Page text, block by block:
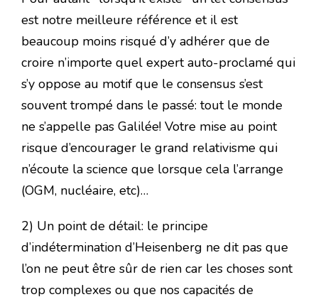
est notre meilleure référence et il est
beaucoup moins risqué d’y adhérer que de
croire n’importe quel expert auto-proclamé qui
s’y oppose au motif que le consensus s’est
souvent trompé dans le passé: tout le monde
ne s’appelle pas Galilée! Votre mise au point
risque d’encourager le grand relativisme qui
n’écoute la science que lorsque cela l’arrange
(OGM, nucléaire, etc)…
2) Un point de détail: le principe
d’indétermination d’Heisenberg ne dit pas que
l’on ne peut être sûr de rien car les choses sont
trop complexes ou que nos capacités de